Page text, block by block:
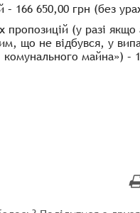
– 166 650,00 грн (без
(у разі якщо
що не відбувся, у
майна») –